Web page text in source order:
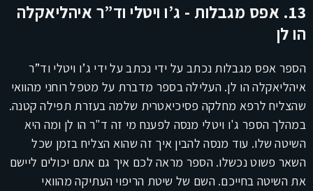
13. אפס מגבלות - ג’ו ויטלי וד”ר איהליאקלה
הו לן
הספר אפס מגבלות נכתב על ידי נכתב על ידי ג’ו ויטלי וד”ר
איהליאקלה הו לן. העלילה בספר מדברת על מטפל רוחני מהוואי
שהצליח לרפא מחלקה פסיכיאטרית שלמה בעזרת תפילה קטנה.
במהלך הספר ג'ו ויטלי מנסה לפענח מי זה ד"ר הו לן ומה היא
השיטה שלו. עוד מנסה להבין איך זה שהוא הצליח בזמן שכל
השאר פשוט נכשלו. הספר מראה לכם איך גם אתם יכולים ליישם
את השיטה בחייכם. השם של שיטת הריפוי העתיקה מהוואי